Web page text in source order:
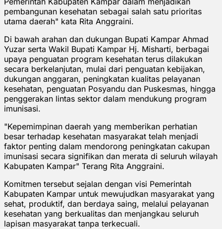
pembangunan kesehatan sebagai salah satu prioritas
utama daerah" kata Rita Anggraini.
Di bawah arahan dan dukungan Bupati Kampar Ahmad
Yuzar serta Wakil Bupati Kampar Hj. Misharti, berbagai
upaya penguatan program kesehatan terus dilakukan
secara berkelanjutan, mulai dari penguatan kebijakan,
dukungan anggaran, peningkatan kualitas pelayanan
kesehatan, penguatan Posyandu dan Puskesmas, hingga
penggerakan lintas sektor dalam mendukung program
imunisasi.
"Kepemimpinan daerah yang memberikan perhatian
besar terhadap kesehatan masyarakat telah menjadi
faktor penting dalam mendorong peningkatan cakupan
imunisasi secara signifikan dan merata di seluruh wilayah
Kabupaten Kampar" Terang Rita Anggraini.
Komitmen tersebut sejalan dengan visi Pemerintah
Kabupaten Kampar untuk mewujudkan masyarakat yang
sehat, produktif, dan berdaya saing, melalui pelayanan
kesehatan yang berkualitas dan menjangkau seluruh
lapisan masyarakat tanpa terkecuali.